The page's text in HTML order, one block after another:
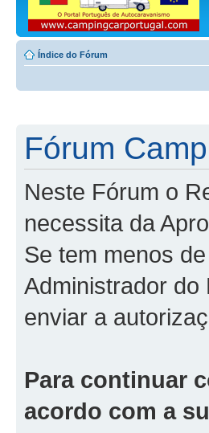
Índice do Fórum
Fórum
Neste Fórum o
necessita da
Se tem menos
Administrador
enviar a
Para continuar
acordo com a